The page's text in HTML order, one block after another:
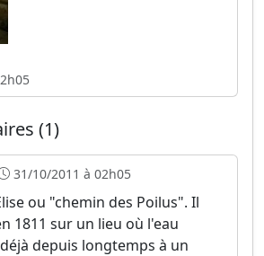
(1)
31/10/2011 à 02h05
ou "chemin des Poilus". Il
1811 sur un lieu où l'eau
depuis longtemps à un